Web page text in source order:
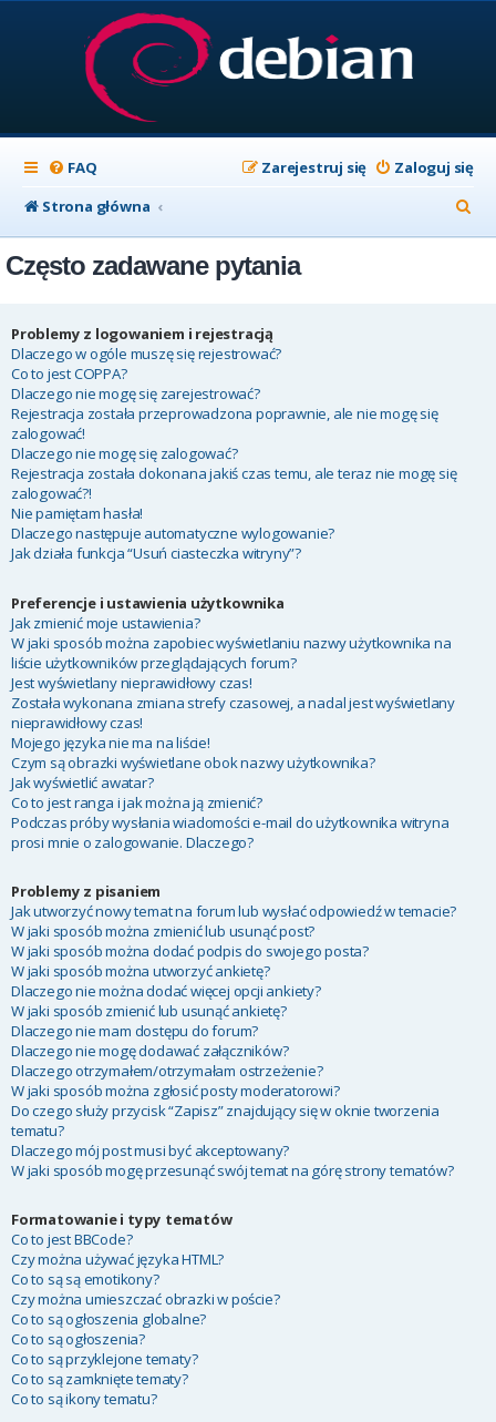
FAQ Zaloguj się
Zarejestruj się
Strona główna
z
Często zadawane pytania
Problemy z logowaniem i rejestracją
Dlaczego w ogóle muszę się rejestrować?
Co to jest COPPA?
Dlaczego nie mogę się zarejestrować?
Rejestracja została przeprowadzona poprawnie, ale nie mogę się
zalogować!
Dlaczego nie mogę się zalogować?
Rejestracja została dokonana jakiś czas temu, ale teraz nie mogę się
zalogować?!
Nie pamiętam hasła!
Dlaczego następuje automatyczne wylogowanie?
Jak działa funkcja “Usuń ciasteczka witryny”?
Preferencje i ustawienia użytkownika
Jak zmienić moje ustawienia?
W jaki sposób można zapobiec wyświetlaniu nazwy użytkownika na
liście użytkowników przeglądających forum?
Jest wyświetlany nieprawidłowy czas!
Została wykonana zmiana strefy czasowej, a nadal jest wyświetlany
nieprawidłowy czas!
Mojego języka nie ma na liście!
Czym są obrazki wyświetlane obok nazwy użytkownika?
Jak wyświetlić awatar?
Co to jest ranga i jak można ją zmienić?
Podczas próby wysłania wiadomości e-mail do użytkownika witryna
prosi mnie o zalogowanie. Dlaczego?
Problemy z pisaniem
Jak utworzyć nowy temat na forum lub wysłać odpowiedź w temacie?
W jaki sposób można zmienić lub usunąć post?
W jaki sposób można dodać podpis do swojego posta?
W jaki sposób można utworzyć ankietę?
Dlaczego nie można dodać więcej opcji ankiety?
W jaki sposób zmienić lub usunąć ankietę?
Dlaczego nie mam dostępu do forum?
Dlaczego nie mogę dodawać załączników?
Dlaczego otrzymałem/otrzymałam ostrzeżenie?
W jaki sposób można zgłosić posty moderatorowi?
Do czego służy przycisk “Zapisz” znajdujący się w oknie tworzenia
tematu?
Dlaczego mój post musi być akceptowany?
W jaki sposób mogę przesunąć swój temat na górę strony tematów?
Formatowanie i typy tematów
Co to jest BBCode?
Czy można używać języka HTML?
Co to są są emotikony?
Czy można umieszczać obrazki w poście?
Co to są ogłoszenia globalne?
Co to są ogłoszenia?
Co to są przyklejone tematy?
Co to są zamknięte tematy?
Co to są ikony tematu?